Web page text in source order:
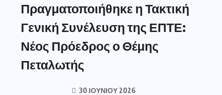
Πραγματοποιήθηκε η Τακτική
Γενική Συνέλευση της ΕΠΤΕ:
Νέος Πρόεδρος ο Θέμης
Πεταλωτής
30 ΙΟΥΝΊΟΥ 2026